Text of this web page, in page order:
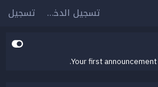
تسجيل الدخول تسجيل
Your first